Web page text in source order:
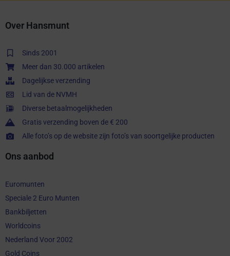
Over Hansmunt
Sinds 2001
Meer dan 30.000 artikelen
Dagelijkse verzending
Lid van de NVMH
Diverse betaalmogelijkheden
Gratis verzending boven de € 200
Alle foto’s op de website zijn foto’s van soortgelijke producten
Ons aanbod
Euromunten
Speciale 2 Euro Munten
Bankbiljetten
Worldcoins
Nederland Voor 2002
Gold Coins